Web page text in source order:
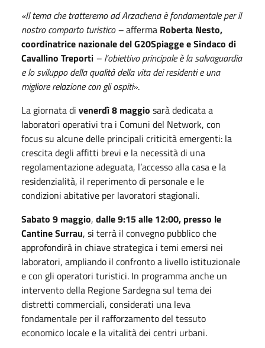
«Il tema che tratteremo ad Arzachena è fondamentale per il
nostro comparto turistico –afferma Roberta Nesto,
coordinatrice nazionale del G20Spiagge e Sindaco di
Cavallino Treporti – l’obiettivo principale è la salvaguardia
e lo sviluppo della qualità della vita dei residenti e una
migliore relazione con gli ospiti».
La giornata di venerdì 8 maggio sarà dedicata a
laboratori operativi tra i Comuni del Network, con
focus su alcune delle principali criticità emergenti: la
crescita degli affitti brevi e la necessità di una
regolamentazione adeguata, l’accesso alla casa e la
residenzialità, il reperimento di personale e le
condizioni abitative per lavoratori stagionali.
Sabato 9 maggio, dalle 9:15 alle 12:00, presso le
Cantine Surrau, si terrà il convegno pubblico che
approfondirà in chiave strategica i temi emersi nei
laboratori, ampliando il confronto a livello istituzionale
e con gli operatori turistici. In programma anche un
intervento della Regione Sardegna sul tema dei
distretti commerciali, considerati una leva
fondamentale per il rafforzamento del tessuto
economico locale e la vitalità dei centri urbani.